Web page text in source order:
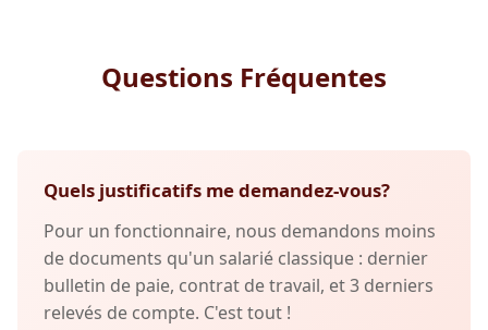
Questions Fréquentes
Quels justificatifs me demandez-vous?
Pour un fonctionnaire, nous demandons moins
de documents qu'un salarié classique : dernier
bulletin de paie, contrat de travail, et 3 derniers
relevés de compte. C'est tout !